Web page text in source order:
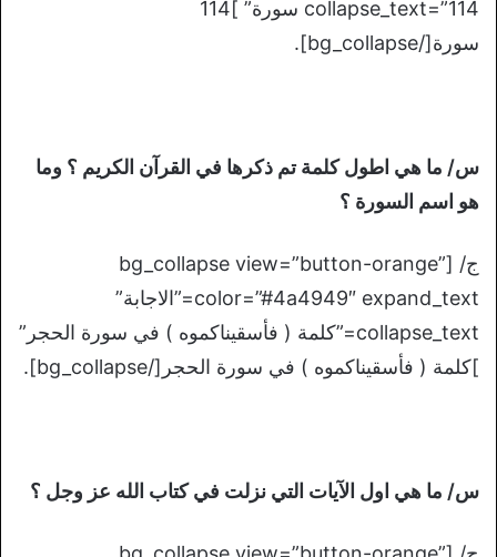
collapse_text=”114 سورة” ]114
سورة[/bg_collapse].
س/ ما هي اطول كلمة تم ذكرها في القرآن الكريم ؟ وما
هو اسم السورة ؟
ج/ [bg_collapse view=”button-orange”
color=”#4a4949″ expand_text=”الاجابة”
collapse_text=”كلمة ( فأسقيناكموه ) في سورة الحجر”
]كلمة ( فأسقيناكموه ) في سورة الحجر[/bg_collapse].
س/ ما هي اول الآيات التي نزلت في كتاب الله عز وجل ؟